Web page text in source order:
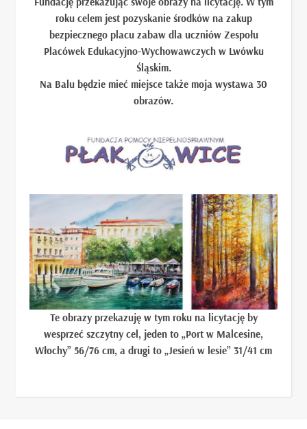
roku celem jest pozyskanie środków na zakup
bezpiecznego placu zabaw dla uczniów Zespołu
Placówek Edukacyjno-Wychowawczych w Lwówku
Śląskim.
Na Balu będzie mieć miejsce także moja wystawa 30
obrazów.
Te obrazy przekazuję w tym roku na licytację by
wesprzeć szczytny cel, jeden to „Port w Malcesine,
Włochy” 56/76 cm, a drugi to „Jesień w lesie” 31/41 cm